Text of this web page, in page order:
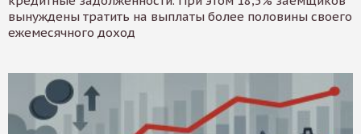
вынуждены тратить на выплаты более половины своего
ежемесячного доход